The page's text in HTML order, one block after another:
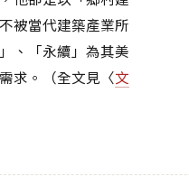
被當代建築產業所
、「永續」為其美
求。（全文見〈文